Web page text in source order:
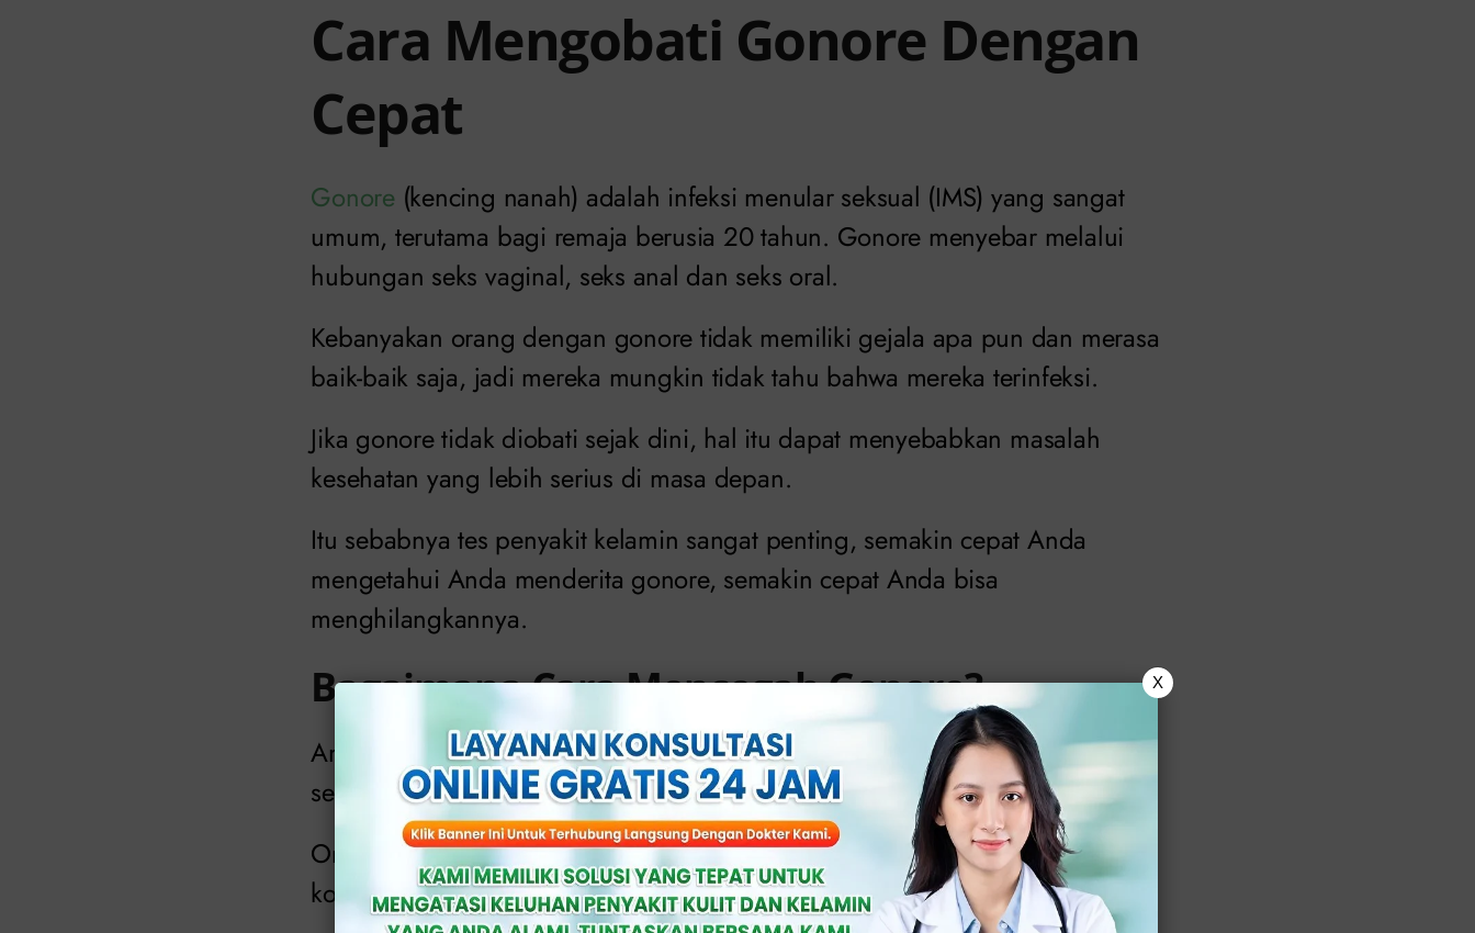
Cara Mengobati Gonore Dengan
Cepat
Gonore (kencing nanah) adalah infeksi menular seksual (IMS) yang sangat
umum, terutama bagi remaja berusia 20 tahun. Gonore menyebar melalui
hubungan seks vaginal, seks anal dan seks oral.
Kebanyakan orang dengan gonore tidak memiliki gejala apa pun dan merasa
baik-baik saja, jadi mereka mungkin tidak tahu bahwa mereka terinfeksi.
Jika gonore tidak diobati sejak dini, hal itu dapat menyebabkan masalah
kesehatan yang lebih serius di masa depan.
Itu sebabnya tes penyakit kelamin sangat penting, semakin cepat Anda
mengetahui Anda menderita gonore, semakin cepat Anda bisa
menghilangkannya.
Bagaimana Cara Mencegah Gonore?
Anda dapat membantu mencegah gonore dengan menggunakan kondom
setiap kali berhubungan seksual.
Orang biasanya terkena gonore karena melakukan hubungan seksual tanpa
kondom dengan seseorang yang memiliki infeksi.
X